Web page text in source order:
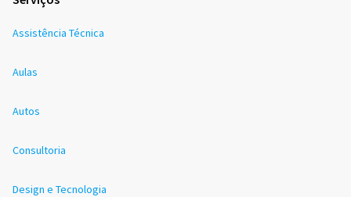
Assistência Técnica
Aulas
Autos
Consultoria
Design e Tecnologia